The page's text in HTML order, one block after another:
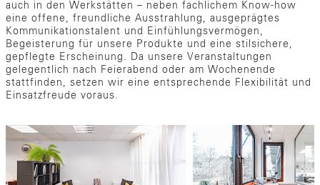
auch in den Werkstätten – neben fachlichem Know-how
eine offene, freundliche Ausstrahlung, ausgeprägtes
Kommunikationstalent und Einfühlungsvermögen,
Begeisterung für unsere Produkte und eine stilsichere,
gepflegte Erscheinung. Da unsere Veranstaltungen
gelegentlich nach Feierabend oder am Wochenende
stattfinden, setzen wir eine entsprechende Flexibilität und
Einsatzfreude voraus.